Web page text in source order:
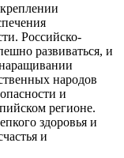
Российско-
развиваться, и
народов
и
регионе.
здоровья и
и